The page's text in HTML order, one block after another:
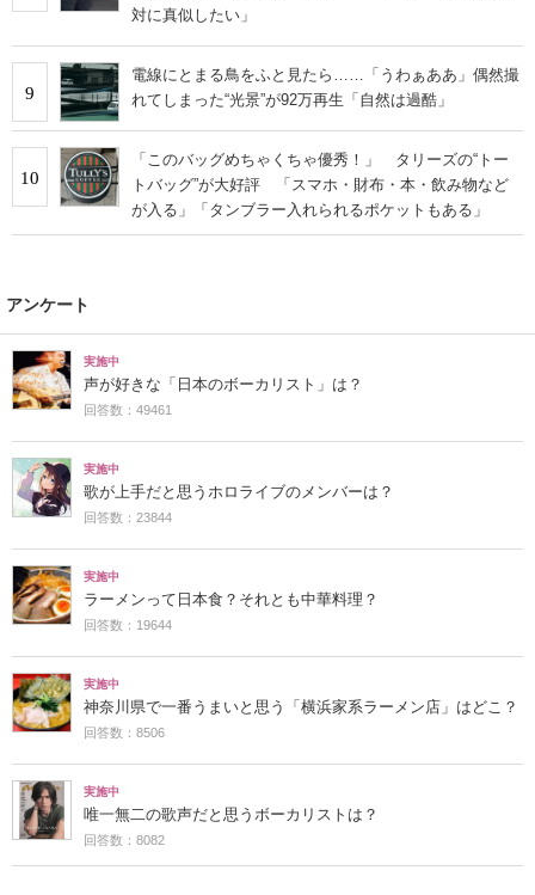
対に真似したい」
9
電線にとまる鳥をふと見たら……「うわぁああ」偶然撮
れてしまった“光景”が92万再生「自然は過酷」
10
「このバッグめちゃくちゃ優秀！」 タリーズの“トー
トバッグ”が大好評 「スマホ・財布・本・飲み物など
が入る」「タンブラー入れられるポケットもある」
アンケート
実施中
声が好きな「日本のボーカリスト」は？
回答数：49461
実施中
歌が上手だと思うホロライブのメンバーは？
回答数：23844
実施中
ラーメンって日本食？それとも中華料理？
回答数：19644
実施中
神奈川県で一番うまいと思う「横浜家系ラーメン店」はどこ？
回答数：8506
実施中
唯一無二の歌声だと思うボーカリストは？
回答数：8082